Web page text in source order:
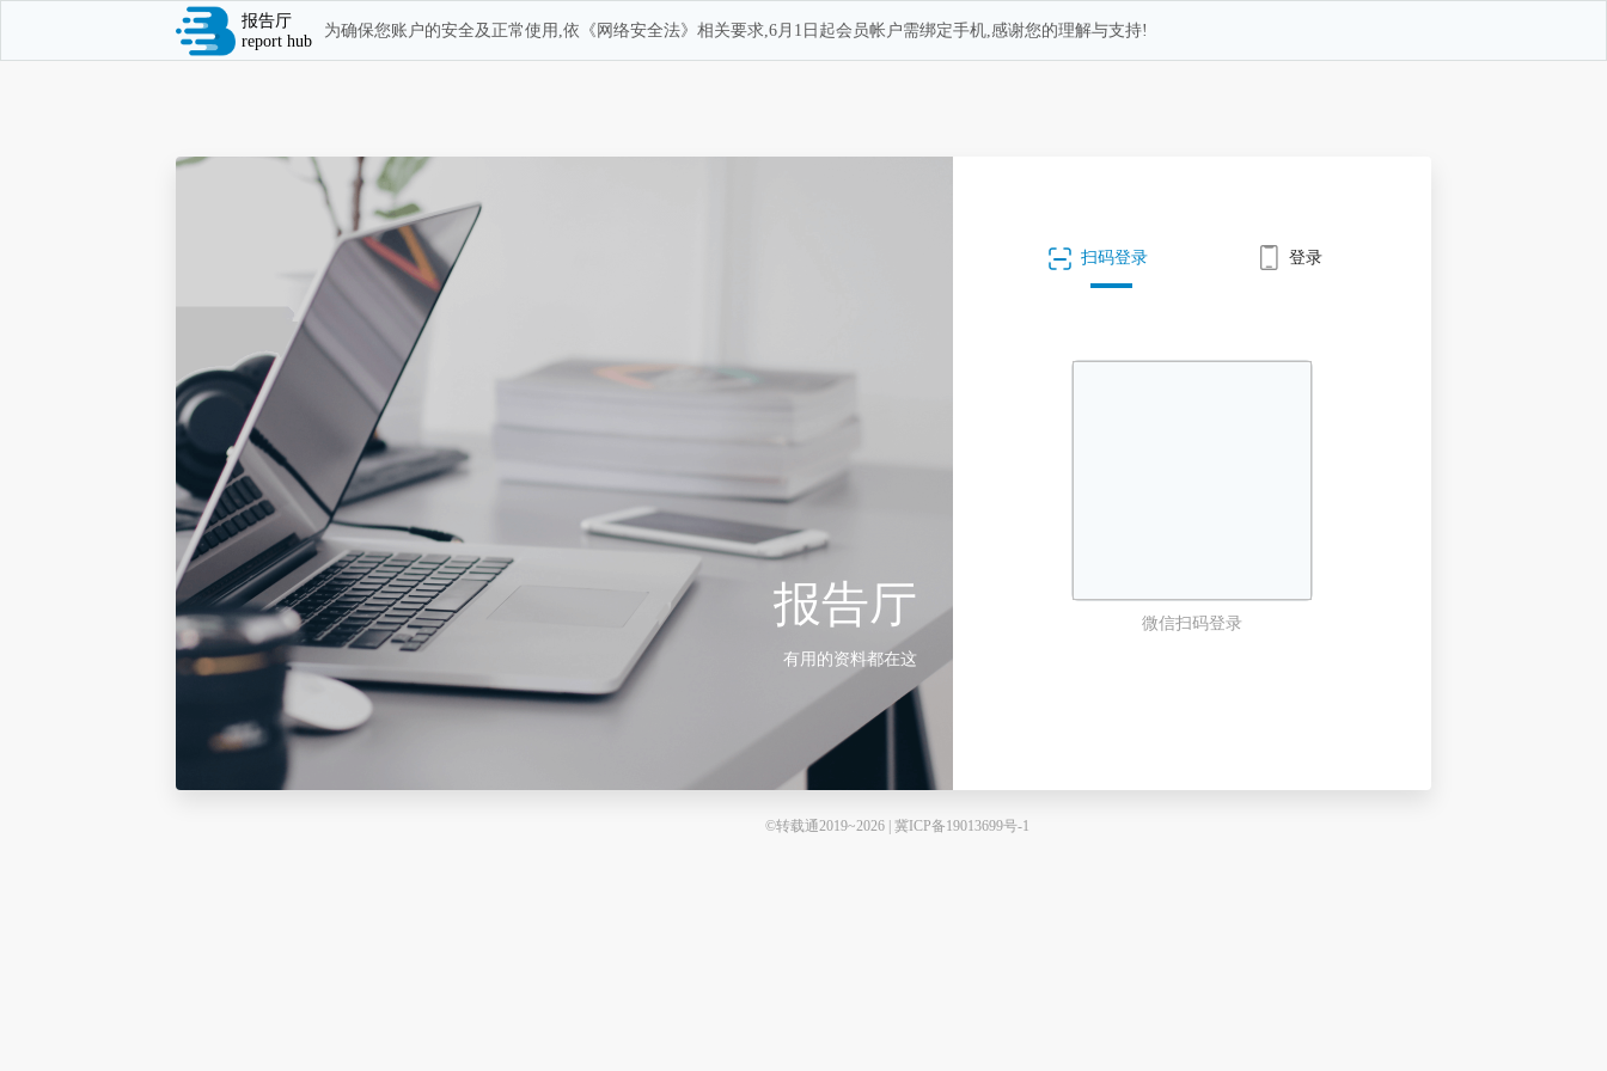
报告厅
report hub
为确保您账户的安全及正常使用,依《网络安全法》相关要求,6月1日起会员帐户需绑定手机,感谢您的理解与支持!
报告厅
有用的资料都在这
扫码登录 登录
微信扫码登录
©转载通2019~2026 | 冀ICP备19013699号-1